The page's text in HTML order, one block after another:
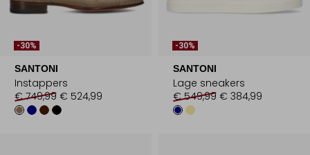
-30%
SANTONI
Instappers
€ 749,99 € 524,99
-30%
SANTONI
Lage sneakers
€ 549,99 € 384,99